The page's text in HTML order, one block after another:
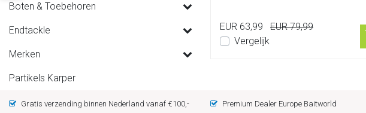
Boten & Toebehoren
Endtackle
Merken
Partikels Karper
EUR 63,99
EUR 79,99
Vergelijk
Gratis verzending binnen Nederland vanaf €100,- Premium Dealer Europe Baitworld